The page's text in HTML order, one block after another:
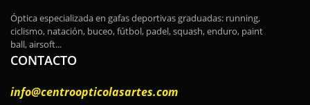
Óptica especializada en gafas deportivas graduadas: running,
ciclismo, natación, buceo, fútbol, padel, squash, enduro, paint
ball, airsoft...
CONTACTO
info@centroopticolasartes.com